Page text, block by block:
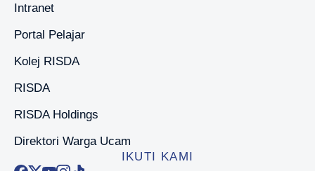
Intranet
Portal Pelajar
Kolej RISDA
RISDA
RISDA Holdings
Direktori Warga Ucam
IKUTI KAMI